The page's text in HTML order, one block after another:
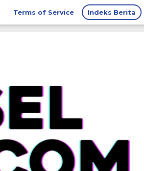
Terms of Service Indeks Berita